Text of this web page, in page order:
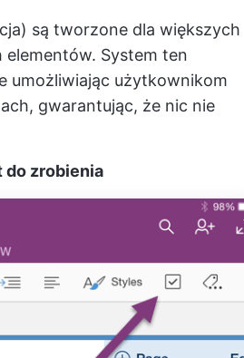
są tworzone dla większych
System ten
umożliwiając użytkownikom
gwarantując, że nic nie
do zrobienia